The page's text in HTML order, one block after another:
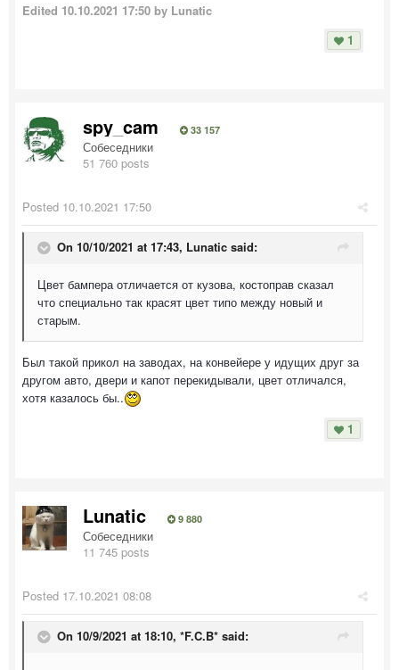
Edited 10.10.2021 17:50 by Lunatic
1
spy_cam 33 157
Собеседники
51 760 posts
Posted 10.10.2021 17:50
On 10/10/2021 at 17:43, Lunatic said:
Цвет бампера отличается от кузова, костоправ сказал
что специально так красят цвет типо между новый и
старым.
Был такой прикол на заводах, на конвейере у идущих друг за
другом авто, двери и капот перекидывали, цвет отличался,
хотя казалось бы..
1
Lunatic 9 880
Собеседники
11 745 posts
Posted 17.10.2021 08:08
On 10/9/2021 at 18:10, *F.C.B* said: